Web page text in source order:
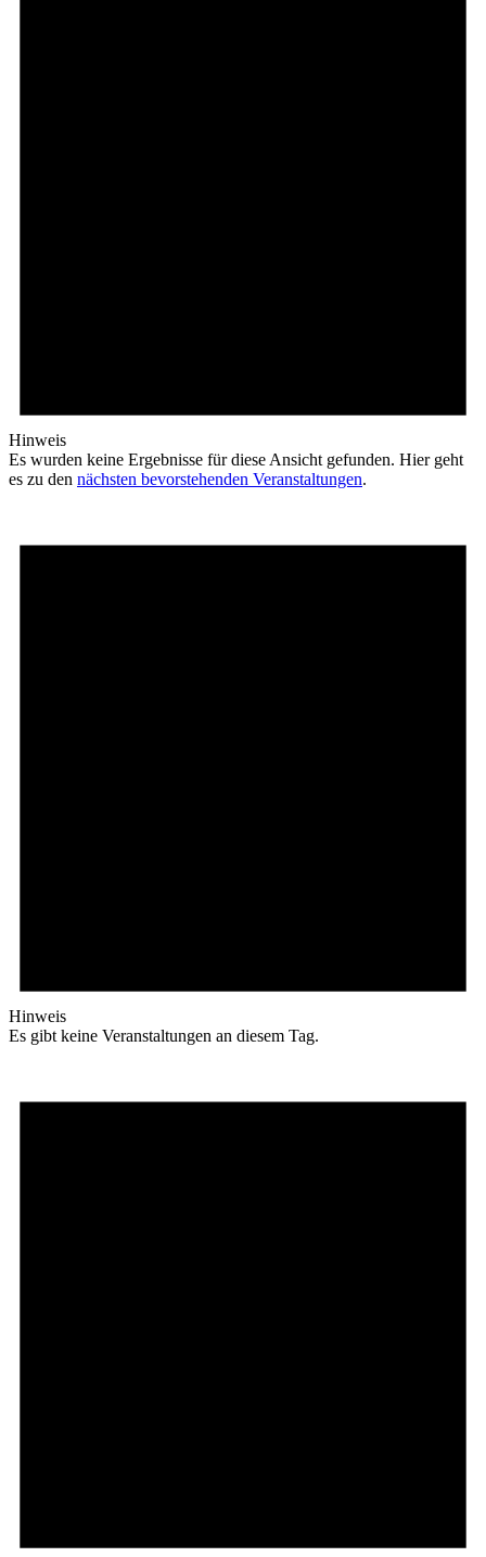
Hinweis
Es wurden keine Ergebnisse für diese Ansicht gefunden. Hier geht
es zu den nächsten bevorstehenden Veranstaltungen.
Hinweis
Es gibt keine Veranstaltungen an diesem Tag.